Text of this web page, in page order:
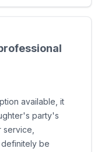
available, it
party's
service,
be